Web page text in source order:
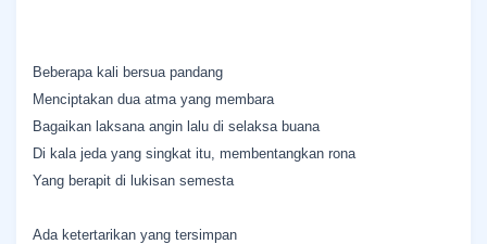
Beberapa kali bersua pandang
Menciptakan dua atma yang membara
Bagaikan laksana angin lalu di selaksa buana
Di kala jeda yang singkat itu, membentangkan rona
Yang berapit di lukisan semesta
Ada ketertarikan yang tersimpan